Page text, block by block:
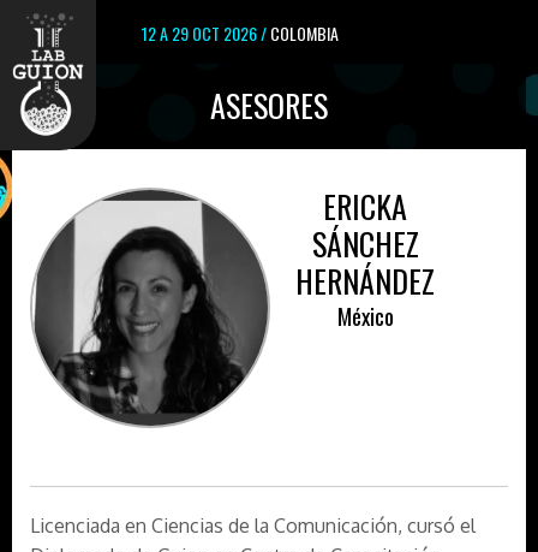
12 A 29 OCT 2026 /COLOMBIA
ASESORES
ERICKA
SÁNCHEZ
HERNÁNDEZ
México
Licenciada en Ciencias de la Comunicación, cursó el